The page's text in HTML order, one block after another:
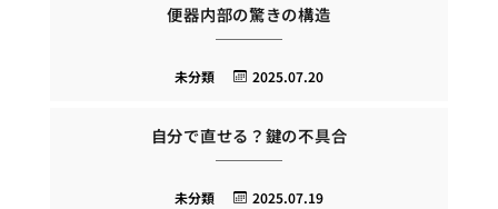
便器内部の驚きの構造
2025.07.20
未分類
自分で直せる？鍵の不具合
2025.07.19
未分類